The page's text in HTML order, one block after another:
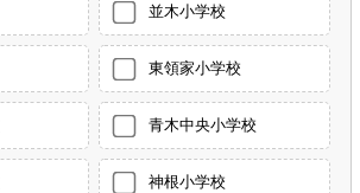
並木小学校
東領家小学校
青木中央小学校
神根小学校